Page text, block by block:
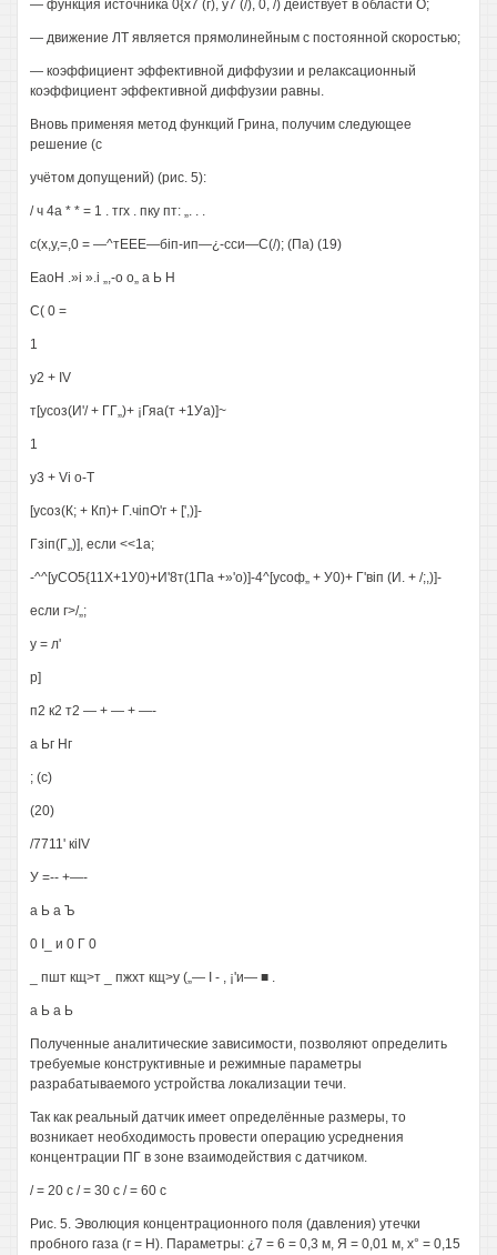
— функция источника 0{х7 (г), у7 (/), 0, /) действует в области О;
— движение ЛТ является прямолинейным с постоянной скоростью;
— коэффициент эффективной диффузии и релаксационный
коэффициент эффективной диффузии равны.
Вновь применяя метод функций Грина, получим следующее
решение (с
учётом допущений) (рис. 5):
/ ч 4а * * = 1 . тгх . пку пт: „. . .
с(х,у,=,0 = —^тЕЕЕ—біп-ип—¿-сси—С(/); (Па) (19)
ЕаоН .»і ».і „,-о о„ а Ь Н
С( 0 =
1
у2 + IV
т[усоз(И'/ + ГГ„)+ ¡Гяа(т +1Уа)]~
1
у3 + Vі о-Т
[усоз(К; + Кп)+ Г.чіпО'г + [',)]-
Гзіп(Г„)], если <<1а;
-^^[уСО5{11Х+1У0)+И'8т(1Па +»'о)]-4^[усоф„ + У0)+ Г'віп (И. + /;,)]-
если г>/„;
у = л'
р]
п2 к2 т2 — + — + —-
а Ьг Нг
; (с)
(20)
/7711' кіIV
У =-- +—-
а Ь а Ъ
0 I_ и 0 Г 0
_ пшт кщ>т _ пжхт кщ>у („— I - , ¡'и— ■ .
а Ь а Ь
Полученные аналитические зависимости, позволяют определить
требуемые конструктивные и режимные параметры
разрабатываемого устройства локализации течи.
Так как реальный датчик имеет определённые размеры, то
возникает необходимость провести операцию усреднения
концентрации ПГ в зоне взаимодействия с датчиком.
/ = 20 с / = 30 с / = 60 с
Рис. 5. Эволюция концентрационного поля (давления) утечки
пробного газа (г = Н). Параметры: ¿7 = 6 = 0,3 м, Я = 0,01 м, х° = 0,15